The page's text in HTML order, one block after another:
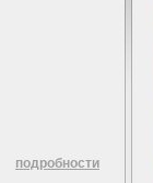
подробности